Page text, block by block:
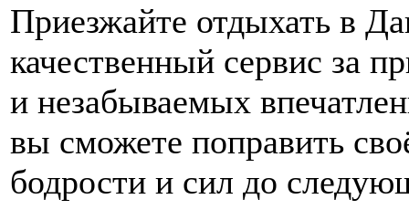
Приезжайте отдыхать в
качественный сервис за
и незабываемых
вы сможете поправить
бодрости и сил до